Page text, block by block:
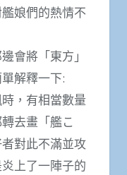
娘們的熱情不
會將「東方」
解釋一下:
，有相當數量
去畫「艦こ
對此不滿並攻
上了一陣子的